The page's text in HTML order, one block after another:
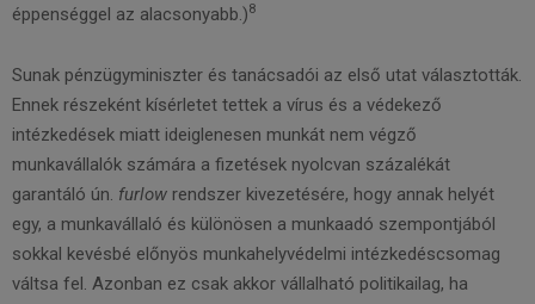
éppenséggel az alacsonyabb.)8
Sunak pénzügyminiszter és tanácsadói az első utat választották.
Ennek részeként kísérletet tettek a vírus és a védekező
intézkedések miatt ideiglenesen munkát nem végző
munkavállalók számára a fizetések nyolcvan százalékát
garantáló ún. furlow rendszer kivezetésére, hogy annak helyét
egy, a munkavállaló és különösen a munkaadó szempontjából
sokkal kevésbé előnyös munkahelyvédelmi intézkedéscsomag
váltsa fel. Azonban ez csak akkor vállalható politikailag, ha